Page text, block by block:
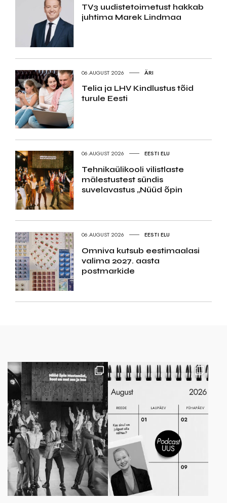
TV3 uudistetoimetust hakkab
juhtima Marek Lindmaa
06.AUGUST 2026 ÄRI
Telia ja LHV Kindlustus tõid
turule Eesti
06.AUGUST 2026 EESTI ELU
Tehnikaülikooli vilistlaste
mälestustest sündis
suvelavastus „Nüüd õpin
06.AUGUST 2026 EESTI ELU
Omniva kutsub eestimaalasi
valima 2027. aasta
postmarkide